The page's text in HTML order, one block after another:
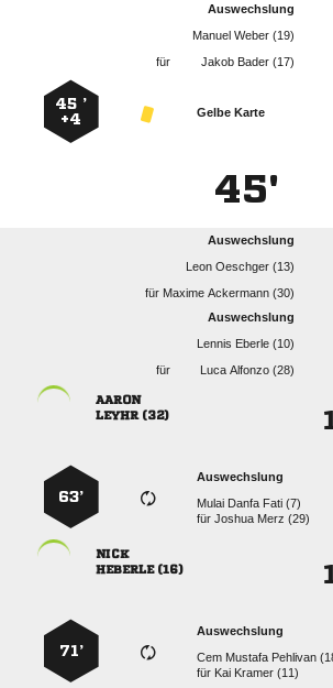
Auswechslung
  
für
  
Gelbe Karte
45 ’
+4
45'
Auswechslung
  
für   
Auswechslung
  
für
  

 
Auswechslung
   
für  
63’

 
Auswechslung
  
für   
71’